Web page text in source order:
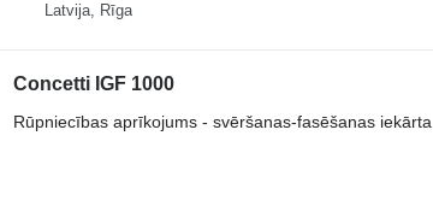
Latvija, Rīga
Concetti IGF 1000
Rūpniecības aprīkojums - svēršanas-fasēšanas iekārta